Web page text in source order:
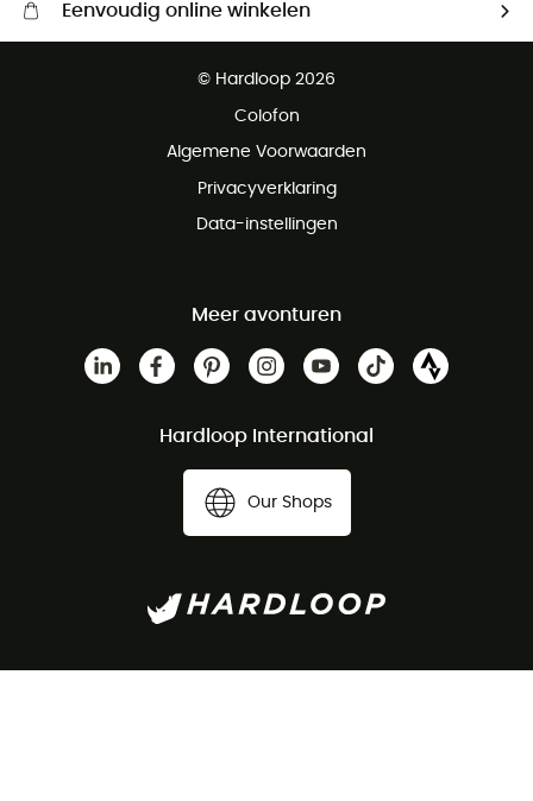
Eenvoudig online winkelen
Gratis retourneren binnen 100 dagen
© Hardloop 2026
Colofon
Algemene Voorwaarden
Privacyverklaring
Data-instellingen
Meer avonturen
Hardloop International
Our Shops